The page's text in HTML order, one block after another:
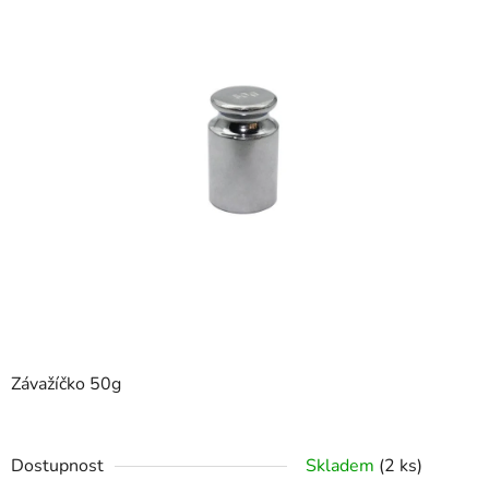
Závažíčko 50g
Dostupnost Skladem (2 ks)